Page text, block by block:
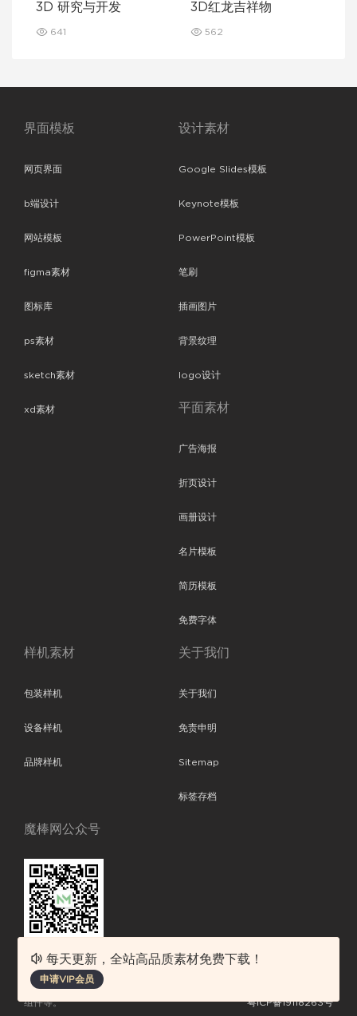
3D 研究与开发
641
3D红龙吉祥物
562
界面模板
网页界面
b端设计
网站模板
figma素材
图标库
ps素材
sketch素材
xd素材
设计素材
Google Slides模板
Keynote模板
PowerPoint模板
笔刷
插画图片
背景纹理
logo设计
平面素材
广告海报
折页设计
画册设计
名片模板
简历模板
免费字体
样机素材
包装样机
设备样机
品牌样机
关于我们
关于我们
免责申明
Sitemap
标签存档
魔棒网公众号
魔棒网提供优质设计模板下载，分享优秀的设计。素材包含了APP设计、
平面素材、ppt模板、网页设计、前端代码、样机素材、插画图片、附加
组件等。
粤ICP备19118263号
每天更新，全站高品质素材免费下载！
申请VIP会员